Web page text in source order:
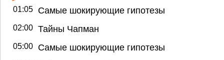
01:05 Самые шокирующие гипотезы
02:00 Тайны Чапман
05:00 Самые шокирующие гипотезы